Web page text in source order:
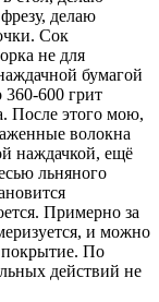
делаю
Сок
не для
бумагой
360-600 грит
После этого мою,
волокна
наждачкой, ещё
льняного
Примерно за
и можно
покрытие. По
действий не